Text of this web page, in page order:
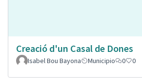
Creació d'un Casal de Dones
Isabel Bou Bayona
Municipio 0 0